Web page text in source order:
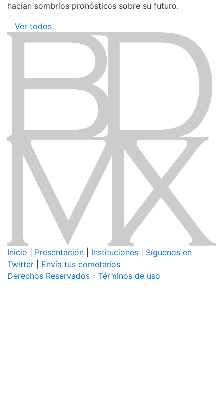
hacían sombríos pronósticos sobre su futuro.
Ver todos
Inicio Presentación Instituciones
Síguenos en
Twitter
Envía tus cometarios
Derechos Reservados - Términos de uso